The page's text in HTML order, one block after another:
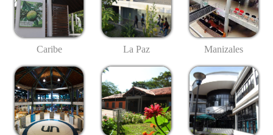
Caribe La Paz Manizales